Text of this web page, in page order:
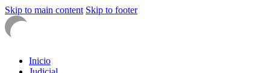
Skip to main content Skip to footer
Inicio